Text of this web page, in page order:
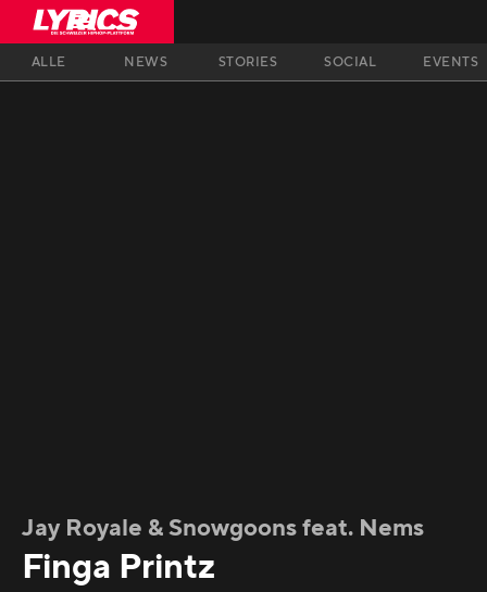
ALLE NEWS STORIES SOCIAL EVENTS
Jay Royale & Snowgoons feat. Nems
Finga Printz